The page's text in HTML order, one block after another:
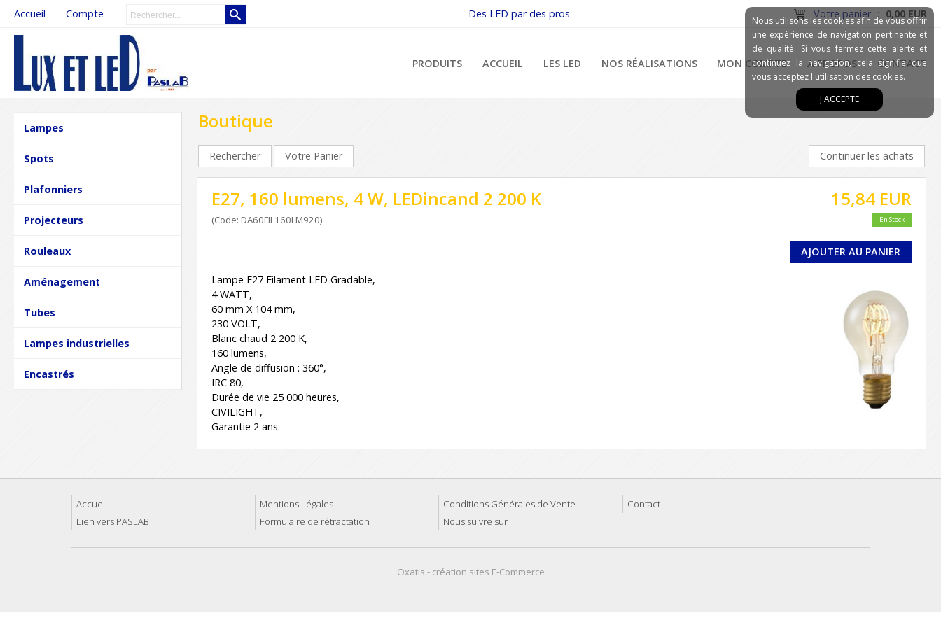
Accueil Compte Votre panier : 0,00 EUR
Des LED par des pros
PRODUITS ACCUEIL LES LED NOS RÉALISATIONS MON COMPTE A PROPOS CONTACT
Lampes
Spots
Plafonniers
Projecteurs
Rouleaux
Aménagement
Tubes
Lampes industrielles
Encastrés
Boutique
Rechercher Votre Panier Continuer les achats
E27, 160 lumens, 4 W, LEDincand 2 200 K
(Code: DA60FIL160LM920)
15,84 EUR
En Stock
AJOUTER AU PANIER
Lampe E27 Filament LED Gradable,
4 WATT,
60 mm X 104 mm,
230 VOLT,
Blanc chaud 2 200 K,
160 lumens,
Angle de diffusion : 360°,
IRC 80,
Durée de vie 25 000 heures,
CIVILIGHT,
Garantie 2 ans.
Accueil Mentions Légales Conditions Générales de Vente
Contact
Lien vers PASLAB
Formulaire de rétractation Nous suivre sur
Oxatis - création sites E-Commerce
Nous utilisons les cookies afin de vous offrir
une expérience de navigation pertinente et
de qualité. Si vous fermez cette alerte et
continuez la navigation, cela signifie que
vous acceptez l'utilisation des cookies.
J'ACCEPTE